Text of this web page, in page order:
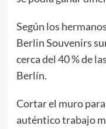
Según los
Berlin Souvenirs
cerca del 40 % de
Berlín.
Cortar el muro
auténtico trabajo